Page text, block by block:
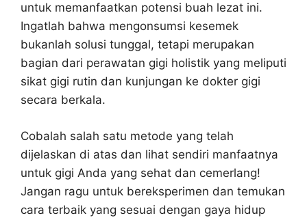
untuk memanfaatkan potensi buah lezat ini.
Ingatlah bahwa mengonsumsi kesemek
bukanlah solusi tunggal, tetapi merupakan
bagian dari perawatan gigi holistik yang meliputi
sikat gigi rutin dan kunjungan ke dokter gigi
secara berkala.
Cobalah salah satu metode yang telah
dijelaskan di atas dan lihat sendiri manfaatnya
untuk gigi Anda yang sehat dan cemerlang!
Jangan ragu untuk bereksperimen dan temukan
cara terbaik yang sesuai dengan gaya hidup